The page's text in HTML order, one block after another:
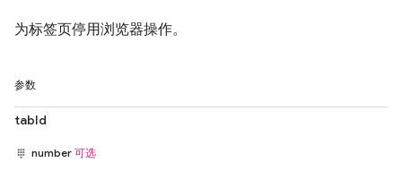
为标签页停用浏览器操作。
参数
tabId
number 可选